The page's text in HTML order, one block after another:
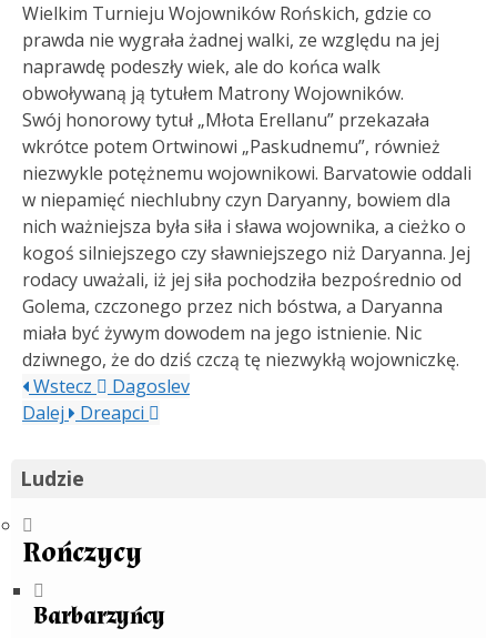
Ludzie
Rończycy
Barbarzyńcy
Wielkim Turnieju Wojowników Rońskich, gdzie co
prawda nie wygrała żadnej walki, ze względu na jej
naprawdę podeszły wiek, ale do końca walk
obwoływaną ją tytułem Matrony Wojowników.
Swój honorowy tytuł „Młota Erellanu” przekazała
wkrótce potem Ortwinowi „Paskudnemu”, również
niezwykle potężnemu wojownikowi. Barvatowie oddali
w niepamięć niechlubny czyn Daryanny, bowiem dla
nich ważniejsza była siła i sława wojownika, a cieżko o
kogoś silniejszego czy sławniejszego niż Daryanna. Jej
rodacy uważali, iż jej siła pochodziła bezpośrednio od
Golema, czczonego przez nich bóstwa, a Daryanna
miała być żywym dowodem na jego istnienie. Nic
dziwnego, że do dziś czczą tę niezwykłą wojowniczkę.
Wstecz
Dagoslev
Dalej
Dreapci